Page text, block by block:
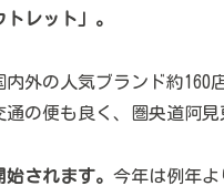
レット」。
外の人気ブランド約160
の便も良く、圏央道阿見
されます。 今年は例年